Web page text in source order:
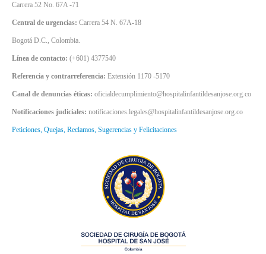
Carrera 52 No. 67A -71
Central de urgencias: Carrera 54 N. 67A-18
Bogotá D.C., Colombia.
Línea de contacto: (+601) 4377540
Referencia y contrarreferencia: Extensión 1170 -5170
Canal de denuncias éticas: oficialdecumplimiento@hospitalinfantildesanjose.org.co
Notificaciones judiciales: notificaciones.legales@hospitalinfantildesanjose.org.co
Peticiones, Quejas, Reclamos, Sugerencias y Felicitaciones